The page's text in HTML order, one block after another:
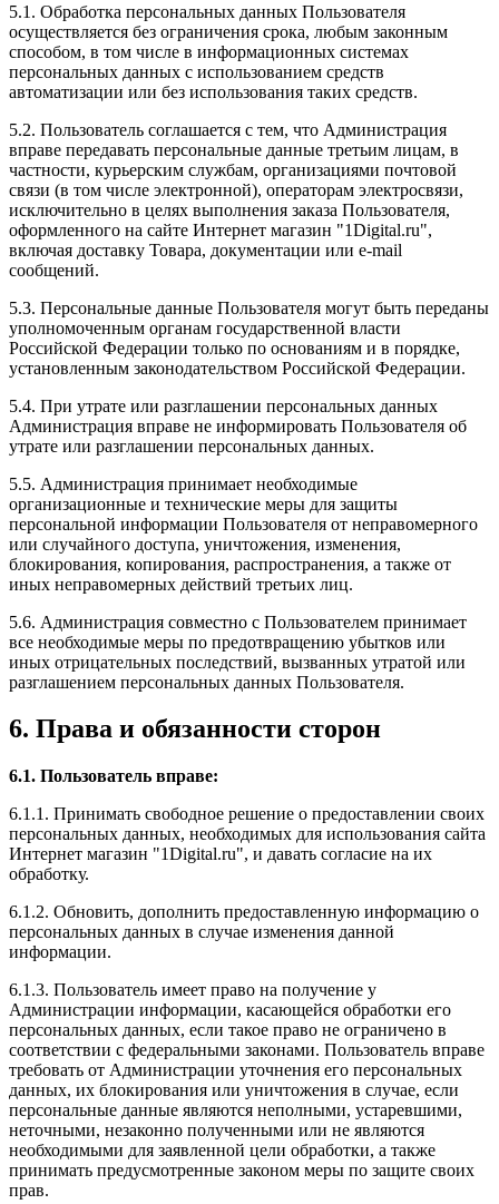
5.1. Обработка персональных данных Пользователя
осуществляется без ограничения срока, любым законным
способом, в том числе в информационных системах
персональных данных с использованием средств
автоматизации или без использования таких средств.
5.2. Пользователь соглашается с тем, что Администрация
вправе передавать персональные данные третьим лицам, в
частности, курьерским службам, организациями почтовой
связи (в том числе электронной), операторам электросвязи,
исключительно в целях выполнения заказа Пользователя,
оформленного на сайте Интернет магазин "1Digital.ru",
включая доставку Товара, документации или e-mail
сообщений.
5.3. Персональные данные Пользователя могут быть переданы
уполномоченным органам государственной власти
Российской Федерации только по основаниям и в порядке,
установленным законодательством Российской Федерации.
5.4. При утрате или разглашении персональных данных
Администрация вправе не информировать Пользователя об
утрате или разглашении персональных данных.
5.5. Администрация принимает необходимые
организационные и технические меры для защиты
персональной информации Пользователя от неправомерного
или случайного доступа, уничтожения, изменения,
блокирования, копирования, распространения, а также от
иных неправомерных действий третьих лиц.
5.6. Администрация совместно с Пользователем принимает
все необходимые меры по предотвращению убытков или
иных отрицательных последствий, вызванных утратой или
разглашением персональных данных Пользователя.
6. Права и обязанности сторон
6.1. Пользователь вправе:
6.1.1. Принимать свободное решение о предоставлении своих
персональных данных, необходимых для использования сайта
Интернет магазин "1Digital.ru", и давать согласие на их
обработку.
6.1.2. Обновить, дополнить предоставленную информацию о
персональных данных в случае изменения данной
информации.
6.1.3. Пользователь имеет право на получение у
Администрации информации, касающейся обработки его
персональных данных, если такое право не ограничено в
соответствии с федеральными законами. Пользователь вправе
требовать от Администрации уточнения его персональных
данных, их блокирования или уничтожения в случае, если
персональные данные являются неполными, устаревшими,
неточными, незаконно полученными или не являются
необходимыми для заявленной цели обработки, а также
принимать предусмотренные законом меры по защите своих
прав.